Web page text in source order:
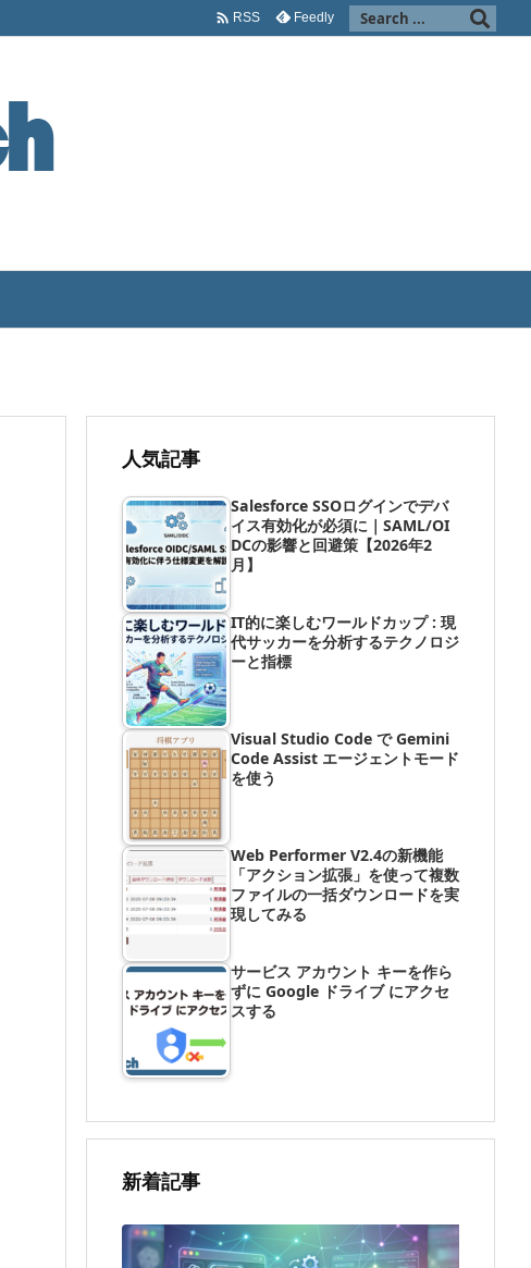
 RSS Feedly
人気記事
Salesforce SSOログインでデバ
イス有効化が必須に｜SAML/OI
DCの影響と回避策【2026年2
月】
IT的に楽しむワールドカップ : 現
代サッカーを分析するテクノロジ
ーと指標
Visual Studio Code で Gemini
Code Assist エージェントモード
を使う
Web Performer V2.4の新機能
「アクション拡張」を使って複数
ファイルの一括ダウンロードを実
現してみる
サービス アカウント キーを作ら
ずに Google ドライブ にアクセ
スする
新着記事